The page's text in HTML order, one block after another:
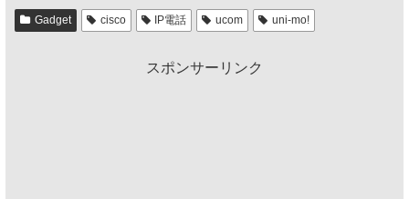
Gadget cisco IP電話 ucom uni-mo!
スポンサーリンク